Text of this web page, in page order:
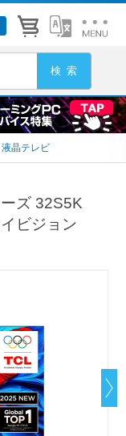
液晶テレビ
ズ 32S5K
ビジョン